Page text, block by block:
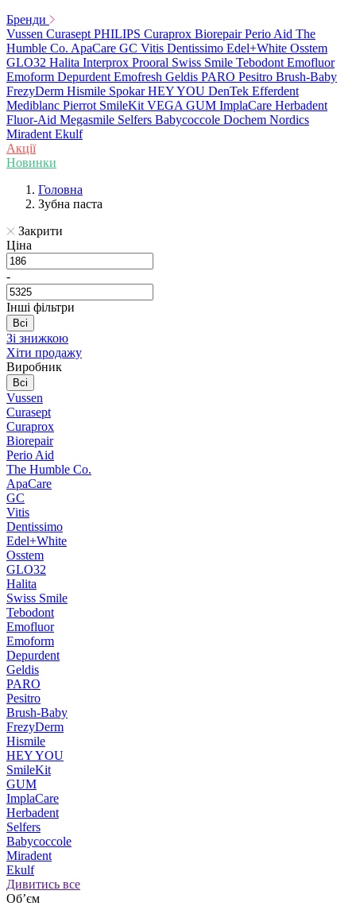
Бренди
Vussen Curasept PHILIPS Curaprox Biorepair Perio Aid The
Humble Co. ApaCare GC Vitis Dentissimo Edel+White Osstem
GLO32 Halita Interprox Prooral Swiss Smile Tebodont Emofluor
Emoform Depurdent Emofresh Geldis PARO Pesitro Brush-Baby
FrezyDerm Hismile Spokar HEY YOU DenTek Efferdent
Mediblanc Pierrot SmileKit VEGA GUM ImplaCare Herbadent
Fluor-Aid Megasmile Selfers Babycoccole Dochem Nordics
Miradent Ekulf
Акції
Новинки
Головна
Зубна паста
Закрити
Ціна
-
Інші фільтри
Всі
Зі знижкою
Хіти продажу
Виробник
Всі
Vussen
Curasept
Curaprox
Biorepair
Perio Aid
The Humble Co.
ApaCare
GC
Vitis
Dentissimo
Edel+White
Osstem
GLO32
Halita
Swiss Smile
Tebodont
Emofluor
Emoform
Depurdent
Geldis
PARO
Pesitro
Brush-Baby
FrezyDerm
Hismile
HEY YOU
SmileKit
GUM
ImplaCare
Herbadent
Selfers
Babycoccole
Miradent
Ekulf
Дивитись все
Обʼєм